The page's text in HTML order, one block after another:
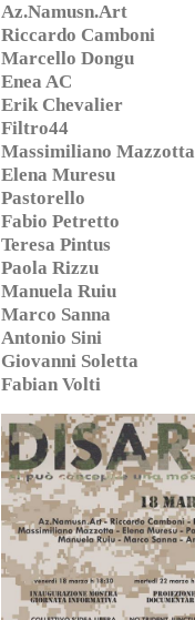
Az.Namusn.Art
Riccardo Camboni
Marcello Dongu
Enea AC
Erik Chevalier
Filtro44
Massimiliano Mazzotta
Elena Muresu
Pastorello
Fabio Petretto
Teresa Pintus
Paola Rizzu
Manuela Ruiu
Marco Sanna
Antonio Sini
Giovanni Soletta
Fabian Volti